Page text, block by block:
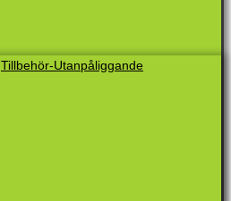
Tillbehör-Utanpåliggande